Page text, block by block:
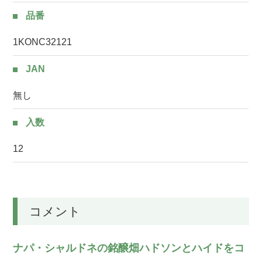
品番
1KONC32121
JAN
無し
入数
12
コメント
ナパ・シャルドネの銘醸畑ハドソンとハイドをコ